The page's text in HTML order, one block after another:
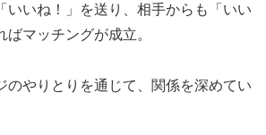
いいね！」を送り、相手からも「いい
マッチングが成立。
のやりとりを通じて、関係を深めてい